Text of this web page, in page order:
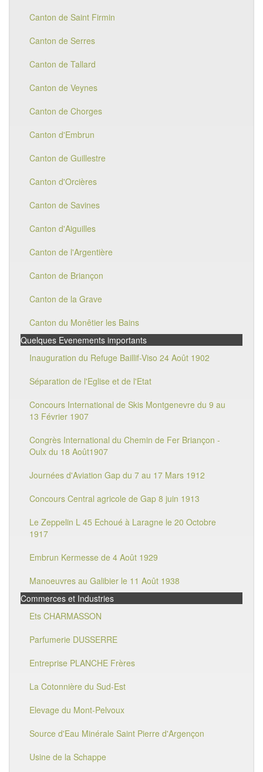
Canton de Saint Firmin
Canton de Serres
Canton de Tallard
Canton de Veynes
Canton de Chorges
Canton d'Embrun
Canton de Guillestre
Canton d'Orcières
Canton de Savines
Canton d'Aiguilles
Canton de l'Argentière
Canton de Briançon
Canton de la Grave
Canton du Monêtier les Bains
Quelques Evenements importants
Inauguration du Refuge Baillif-Viso 24 Août 1902
Séparation de l'Eglise et de l'Etat
Concours International de Skis Montgenevre du 9 au
13 Février 1907
Congrès International du Chemin de Fer Briançon -
Oulx du 18 Août1907
Journées d'Aviation Gap du 7 au 17 Mars 1912
Concours Central agricole de Gap 8 juin 1913
Le Zeppelin L 45 Echoué à Laragne le 20 Octobre
1917
Embrun Kermesse de 4 Août 1929
Manoeuvres au Galibier le 11 Août 1938
Commerces et Industries
Ets CHARMASSON
Parfumerie DUSSERRE
Entreprise PLANCHE Frères
La Cotonnière du Sud-Est
Elevage du Mont-Pelvoux
Source d'Eau Minérale Saint Pierre d'Argençon
Usine de la Schappe